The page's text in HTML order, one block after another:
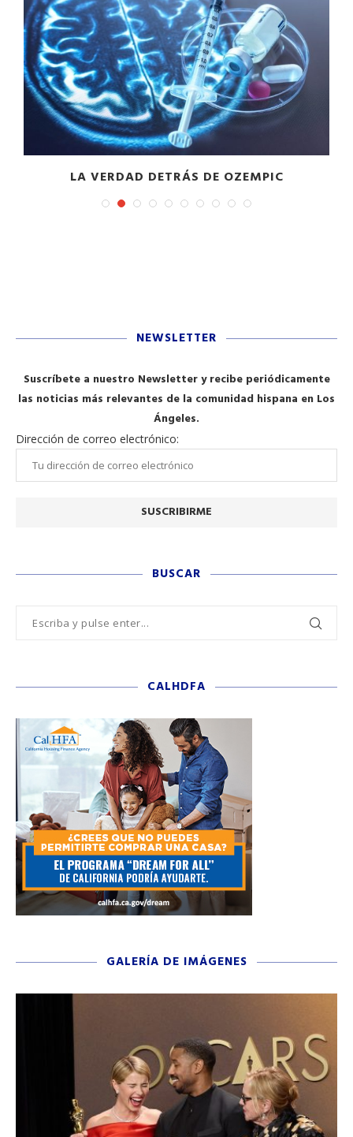
LA VERDAD DETRÁS DE OZEMPIC
NEWSLETTER
Suscríbete a nuestro Newsletter y recibe periódicamente
las noticias más relevantes de la comunidad hispana en Los
Ángeles.
Dirección de correo electrónico:
BUSCAR
CALHDFA
GALERÍA DE IMÁGENES